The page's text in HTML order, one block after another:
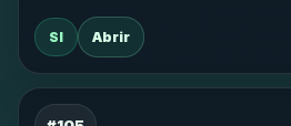
SI Abrir